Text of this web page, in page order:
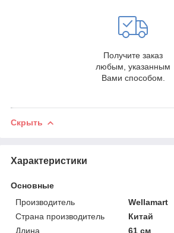
Получите заказ
любым, указанным
Вами способом.
Скрыть
Характеристики
Основные
Производитель
Wellamart
Страна производитель
Китай
Длина
61 см